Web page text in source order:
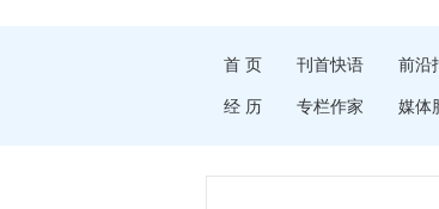
首 页 刊首快语 前沿
经 历 专栏作家 媒体